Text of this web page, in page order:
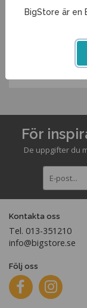
Spara som
För
De uppgifter du
Kontakta oss
Tel. 013-351210
info@bigstore.se
Följ oss
BigStore är en